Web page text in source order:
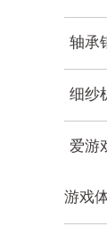
轴承
细纱
爱游
游戏